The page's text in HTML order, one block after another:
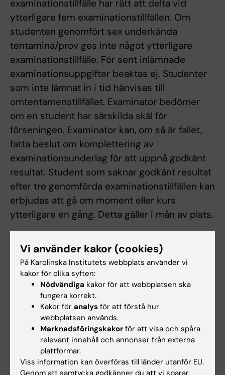
examinationstillfälle har rätt att delta vid
ytterligare fem examinationstillfällen. Om
studenten genomfört sex underkända
tentamina/prov ges inte något ytterligare
examinationstillfälle. För sent inlämnade
examinationsuppgifter beaktas ej. Studenter
som inte lämnat in i tid hänvisas till
omtentamenstillfället. Examinator bedömer
om en student har särskilda skäl för
förseningen. Examinator kan, om så är fallet,
fatta beslut om komplettering av
examinationsunderlag för att uppnå godkänt
resultat. Student som saknar godkänt resultat
efter tre genomförda examinationstillfällen kan
erbjudas att gå om moment eller kurs
ytterligare en gång. Detta gäller i mån av plats.
Examination sker i form av summativ
bedömning utifrån bedömningsunderlag för
Mödrahälsovård - VFU 6.0 hp
Examination sker i form av summativ
bedömning utifrån bedömningsunderlag för
VFU.
Vi använder kakor (cookies)
På Karolinska Institutets webbplats använder vi
kakor för olika syften:
Nödvändiga kakor för att webbplatsen ska
fungera korrekt.
Kakor för analys för att förstå hur
webbplatsen används.
Marknadsföringskakor för att visa och spåra
relevant innehåll och annonser från externa
plattformar.
Viss information kan överföras till länder utanför EU.
Genom att samtycka godkänner du att vi sparar